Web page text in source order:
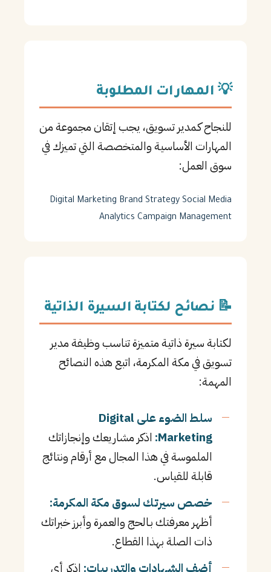
💡 المهارات المطلوبة
للنجاح كـمدير تسويق، يجب إتقان مجموعة من
المهارات الأساسية والمتخصصة التي تميزك في
سوق العمل:
Digital Marketing Brand Strategy Social Media
Analytics Campaign Management
📝 نصائح لكتابة السيرة الذاتية
لكتابة سيرة ذاتية متميزة تناسب وظيفة مدير
تسويق في مكة المكرمة، اتبع هذه النصائح
المهمة:
سلط الضوء على Digital
Marketing: اذكر مشاريعك وإنجازاتك
الملموسة في هذا المجال مع أرقام ونتائج
قابلة للقياس.
خصص سيرتك لسوق مكة المكرمة:
أظهر معرفتك بـالحج والعمرة وأبرز خبراتك
ذات الصلة بهذا القطاع.
أضف الشهادات والتدريبات: اذكر أي